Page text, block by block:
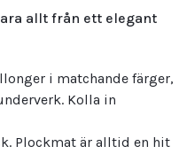
allt från ett elegant
i matchande färger,
Kolla in
Plockmat är alltid en hit